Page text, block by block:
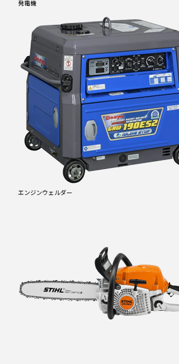
発電機
エンジンウェルダー